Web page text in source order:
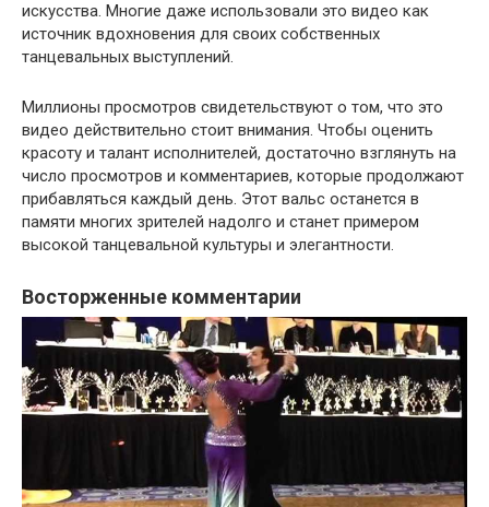
искусства. Многие даже использовали это видео как
источник вдохновения для своих собственных
танцевальных выступлений.
Миллионы просмотров свидетельствуют о том, что это
видео действительно стоит внимания. Чтобы оценить
красоту и талант исполнителей, достаточно взглянуть на
число просмотров и комментариев, которые продолжают
прибавляться каждый день. Этот вальс останется в
памяти многих зрителей надолго и станет примером
высокой танцевальной культуры и элегантности.
Восторженные комментарии